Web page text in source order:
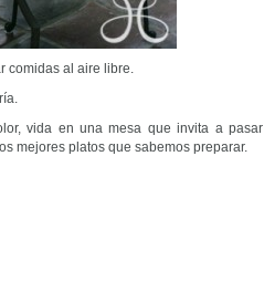
comidas al aire libre.
vida en una mesa que invita a pasar
mejores platos que sabemos preparar.